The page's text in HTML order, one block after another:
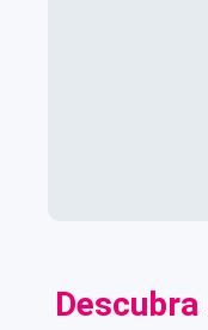
Descubra